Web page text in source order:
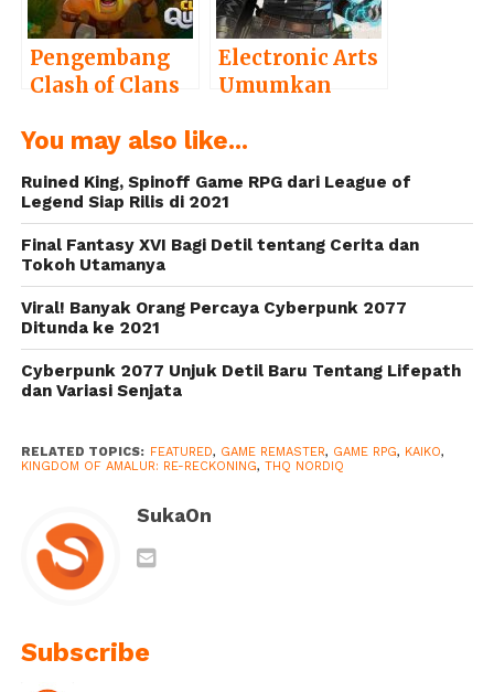
Pengembang
Clash of Clans
Game Puzzle
“Clash Quest”
dan Dua Game
Baru Lainnya
Electronic Arts
Umumkan
Versi Mobile
You may also like...
Ruined King, Spinoff Game RPG dari League of
Legend Siap Rilis di 2021
Final Fantasy XVI Bagi Detil tentang Cerita dan
Tokoh Utamanya
Viral! Banyak Orang Percaya Cyberpunk 2077
Ditunda ke 2021
Cyberpunk 2077 Unjuk Detil Baru Tentang Lifepath
dan Variasi Senjata
RELATED TOPICS: FEATURED, GAME REMASTER, GAME RPG, KAIKO,
KINGDOM OF AMALUR: RE-RECKONING, THQ NORDIQ
SukaOn
Subscribe